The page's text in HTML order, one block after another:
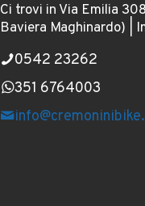
Ci trovi in Via Emilia
Baviera Maghinardo) |
0542 23262
351 6764003